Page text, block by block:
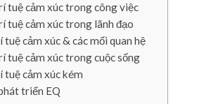
tuệ cảm xúc trong công việc
tuệ cảm xúc trong lãnh đạo
cảm xúc & các mối quan hệ
tuệ cảm xúc trong cuộc sống
tuệ cảm xúc kém
triển EQ